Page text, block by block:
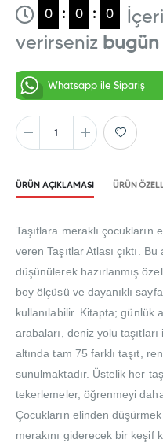
0 : 0 : 0
verirseniz
Whatsapp ile Sipariş
ÜRÜN AÇIKLAMASI ÜRÜN
Taşıtlara meraklı
veren Taşıtlar Atlası çıktı.
düşünülerek hazırlanmış
boy ölçüsü ve dayanıklı
kullanılabilir. Kitapta; günlük
arabaları, deniz yolu taşıtları
altında tam 75 farklı taşıt,
sunulmaktadır. Üstelik her
tekerlemeler, öğrenmeyi
Çocukların elinden
merakını giderecek bir keşif